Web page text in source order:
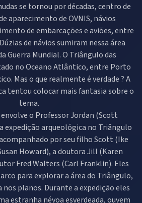
se tornou por décadas, centro de
aparecimento de OVNIS, návios
de embarcações e aviões, entre
de návios sumiram nessa área
Guerra Mundial. O Triângulo das
no Oceano Atlântico, entre Porto
Mas o que realmente é verdade ? A
tentou colocar mais fantasia sobre o
tema.
envolve o Professor Jordan (Scott
expedição arqueológica no Triângulo
por seu filho Scott (Ike
Howard), a doutora Jill (Karen
Fred Walters (Carl Franklin). Eles
para explorar a área do Triângulo,
planos. Durante a expedição eles
estranha névoa esverdeada, ouvem